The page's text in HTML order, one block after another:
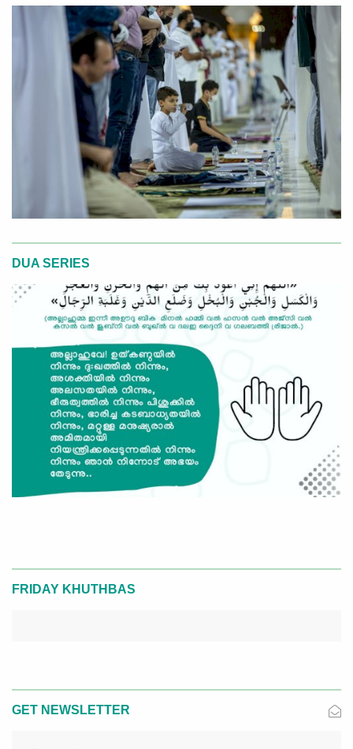
DUA SERIES
FRIDAY KHUTHBAS
GET NEWSLETTER